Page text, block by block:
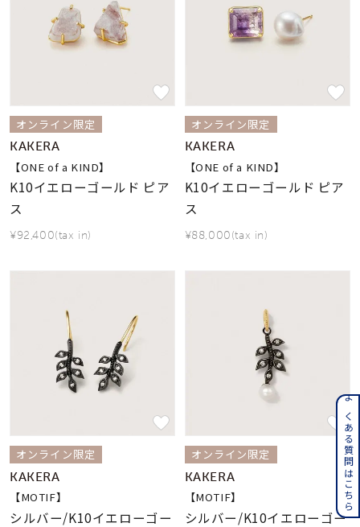
オンライン限定
KAKERA
【ONE of a KIND】
K10イエローゴールド ピア
ス
¥92,400(tax in)
オンライン限定
KAKERA
【ONE of a KIND】
K10イエローゴールド ピア
ス
¥88,000(tax in)
オンライン限定
KAKERA
【MOTIF】
シルバー/K10イエローゴー
オンライン限定
KAKERA
【MOTIF】
シルバー/K10イエローゴー
よくある質問はこちら